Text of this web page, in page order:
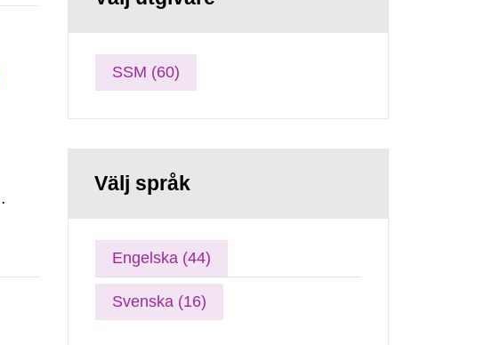
SSM (60)
Välj språk
Engelska (44)
Svenska (16)